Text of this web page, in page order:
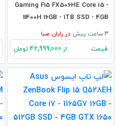
Gaming F15 FX506HE Core i5 -
11400H 16GB - 1TB SSD - 4GB
3050Ti
3 ساعت پیش در رایان صبا
قیمت از تومان